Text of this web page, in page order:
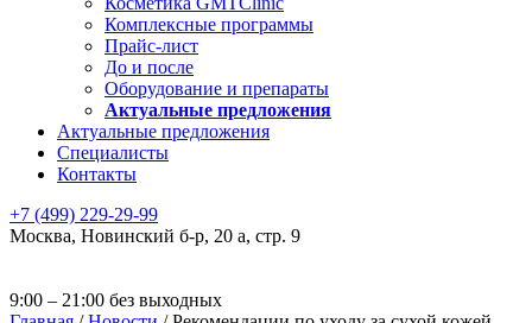
Комплексные программы
Прайс-лист
До и после
Оборудование и препараты
Актуальные предложения
Актуальные предложения
Специалисты
Контакты
+7 (499) 229-29-99
Москва, Новинский б-р, 20 а, стр. 9
9:00 – 21:00 без выходных